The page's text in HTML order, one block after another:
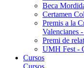
Beca
Certamen
Premis a la
Valencianes
Premi de
UMH Fest -
Cursos
Cursos